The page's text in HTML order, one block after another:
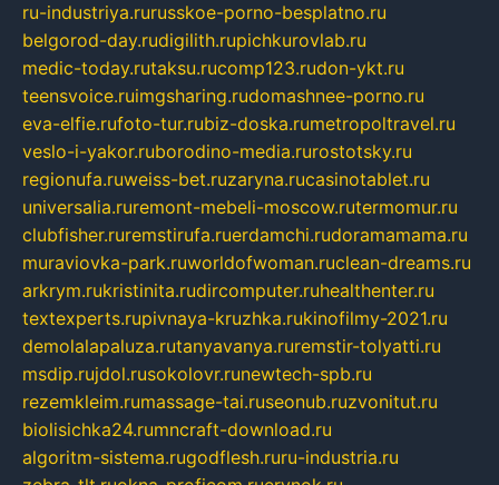
ru-industriya.rurusskoe-porno-besplatno.ru
belgorod-day.rudigilith.rupichkurovlab.ru
medic-today.rutaksu.rucomp123.rudon-ykt.ru
teensvoice.ruimgsharing.rudomashnee-porno.ru
eva-elfie.rufoto-tur.rubiz-doska.rumetropoltravel.ru
veslo-i-yakor.ruborodino-media.rurostotsky.ru
regionufa.ruweiss-bet.ruzaryna.rucasinotablet.ru
universalia.ruremont-mebeli-moscow.rutermomur.ru
clubfisher.ruremstirufa.ruerdamchi.rudoramamama.ru
muraviovka-park.ruworldofwoman.ruclean-dreams.ru
arkrym.rukristinita.rudircomputer.ruhealthenter.ru
textexperts.rupivnaya-kruzhka.rukinofilmy-2021.ru
demolalapaluza.rutanyavanya.ruremstir-tolyatti.ru
msdip.rujdol.rusokolovr.runewtech-spb.ru
rezemkleim.rumassage-tai.ruseonub.ruzvonitut.ru
biolisichka24.rumncraft-download.ru
algoritm-sistema.rugodflesh.ruru-industria.ru